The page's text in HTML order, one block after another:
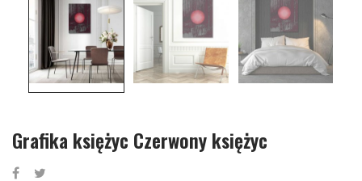
Grafika księżyc Czerwony księżyc